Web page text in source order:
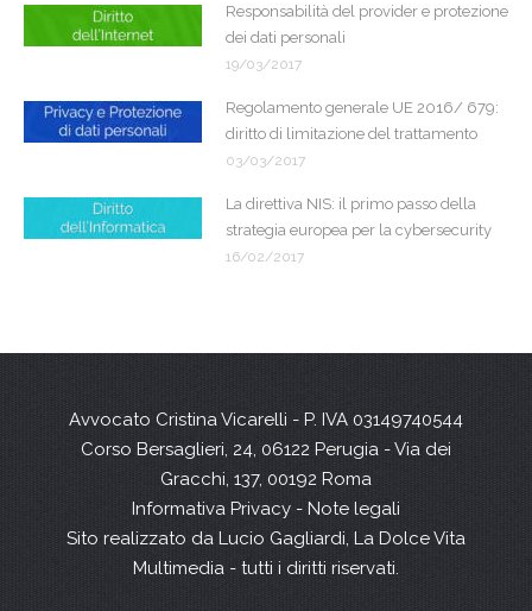
Responsabilità del provider e protezione
dei dati personali
19/03/2017
Regolamento generale UE 2016/ 679:
diritto di limitazione del trattamento
03/03/2017
La direttiva NIS: il primo passo della
strategia europea per la cybersecurity
16/02/2017
Avvocato Cristina Vicarelli - P. IVA 03149740544
Corso Bersaglieri, 24, 06122 Perugia - Via dei
Gracchi, 137, 00192 Roma
Informativa Privacy - Note legali
Sito realizzato da Lucio Gagliardi, La Dolce Vita
Multimedia - tutti i diritti riservati.